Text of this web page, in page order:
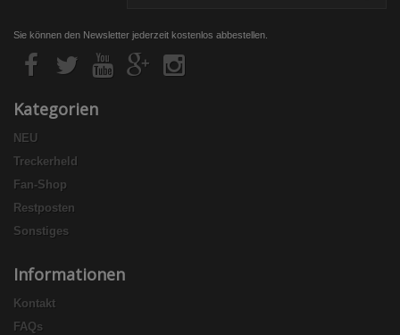
Sie können den Newsletter jederzeit kostenlos abbestellen.
Kategorien
NEU
Treckerheld
Fan-Shop
Restposten
Sonstiges
Informationen
Kontakt
FAQs